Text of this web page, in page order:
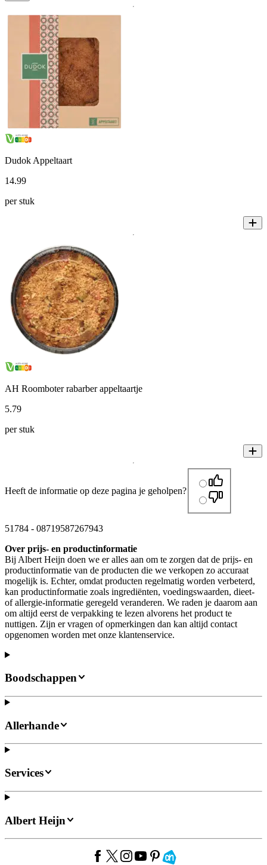
Dudok Appeltaart
14.99
per stuk
AH Roomboter rabarber appeltaartje
5.79
per stuk
Heeft de informatie op deze pagina je geholpen?
51784 - 08719587267943
Over prijs- en productinformatie
Bij Albert Heijn doen we er alles aan om te zorgen dat de prijs- en
productinformatie van de producten die we verkopen zo accuraat
mogelijk is. Echter, omdat producten regelmatig worden verbeterd,
kan productinformatie zoals ingrediënten, voedingswaarden, dieet-
of allergie-informatie geregeld veranderen. We raden je daarom aan
om altijd eerst de verpakking te lezen alvorens het product te
nuttigen. Zijn er vragen of opmerkingen dan kan altijd contact
opgenomen worden met onze klantenservice.
Boodschappen
Allerhande
Services
Albert Heijn